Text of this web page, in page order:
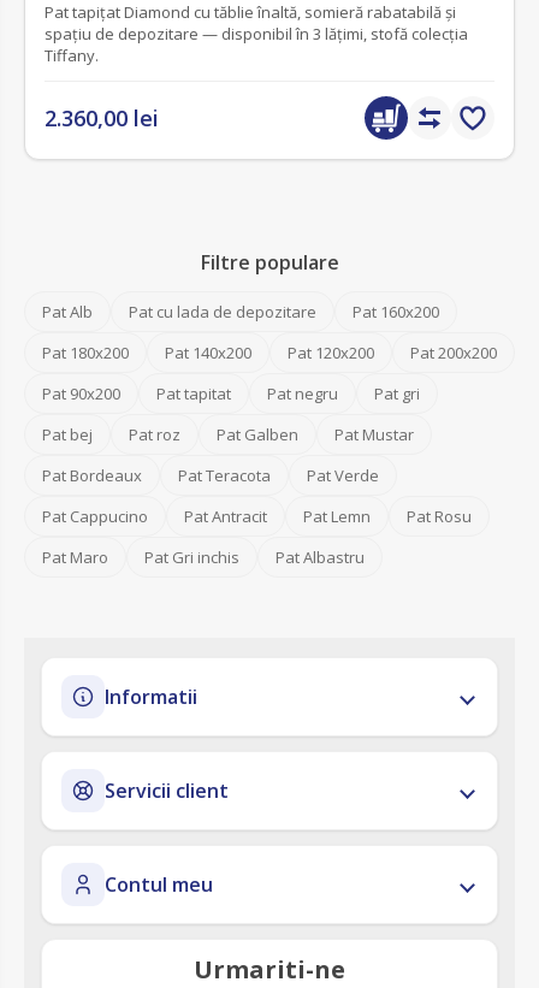
Pat tapițat Diamond cu tăblie înaltă, somieră rabatabilă și
spațiu de depozitare — disponibil în 3 lățimi, stofă colecția
Tiffany.
2.360,00 lei
Filtre populare
Pat Alb Pat cu lada de depozitare
Pat 160x200
Pat 180x200
Pat 140x200 Pat 120x200
Pat 200x200
Pat 90x200
Pat tapitat Pat negru
Pat gri
Pat bej
Pat roz Pat Galben
Pat Mustar
Pat Bordeaux
Pat Teracota
Pat Verde
Pat Cappucino
Pat Antracit Pat Lemn
Pat Rosu
Pat Maro
Pat Gri inchis Pat Albastru
Informatii
Servicii client
Contul meu
Urmariti-ne